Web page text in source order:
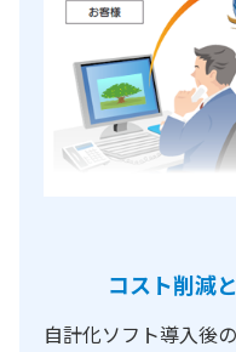
コスト削減
自計化ソフト導入後